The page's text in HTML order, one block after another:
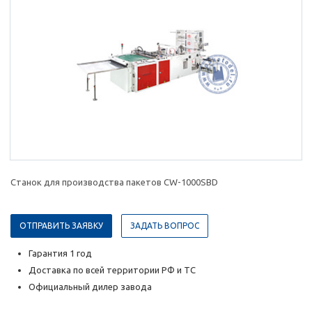
Станок для производства пакетов CW-1000SBD
ОТПРАВИТЬ ЗАЯВКУ ЗАДАТЬ ВОПРОС
Гарантия 1 год
Доставка по всей территории РФ и ТС
Официальный дилер завода